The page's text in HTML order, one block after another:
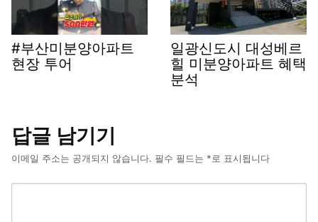
#부산미분양아파트
현장 투어
일광신도시 대성베르
힐 미분양아파트 혜택
분석
답글 남기기
이메일 주소는 공개되지 않습니다. 필수 필드는 *로 표시됩니다